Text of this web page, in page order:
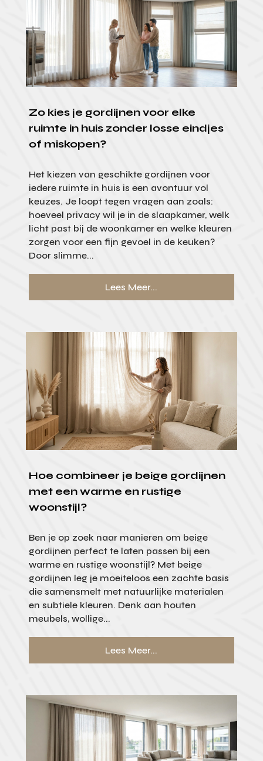
Zo kies je gordijnen voor elke
ruimte in huis zonder losse eindjes
of miskopen?
Het kiezen van geschikte gordijnen voor
iedere ruimte in huis is een avontuur vol
keuzes. Je loopt tegen vragen aan zoals:
hoeveel privacy wil je in de slaapkamer, welk
licht past bij de woonkamer en welke kleuren
zorgen voor een fijn gevoel in de keuken?
Door slimme...
Lees Meer...
Hoe combineer je beige gordijnen
met een warme en rustige
woonstijl?
Ben je op zoek naar manieren om beige
gordijnen perfect te laten passen bij een
warme en rustige woonstijl? Met beige
gordijnen leg je moeiteloos een zachte basis
die samensmelt met natuurlijke materialen
en subtiele kleuren. Denk aan houten
meubels, wollige...
Lees Meer...